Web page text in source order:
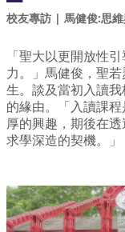
校友專訪 | 馬健俊:思
「聖大以更開放性
力。」馬健俊，聖
生。談及當初入讀
的緣由。「入讀課
厚的興趣，期後在
求學深造的契機。」